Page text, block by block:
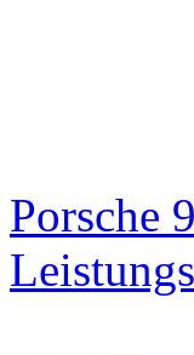
Porsche